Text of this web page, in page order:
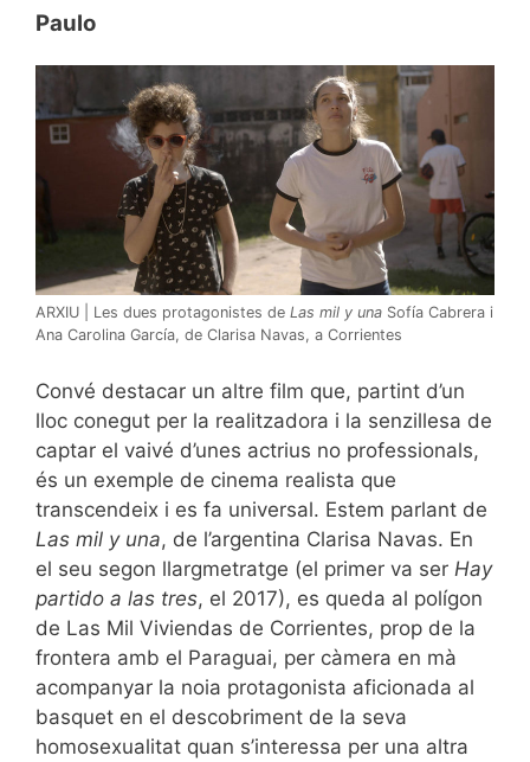
Paulo
ARXIU | Les dues protagonistes de Las mil y una Sofía Cabrera i
Ana Carolina García, de Clarisa Navas, a Corrientes
Convé destacar un altre film que, partint d’un
lloc conegut per la realitzadora i la senzillesa de
captar el vaivé d’unes actrius no professionals,
és un exemple de cinema realista que
transcendeix i es fa universal. Estem parlant de
Las mil y una, de l’argentina Clarisa Navas. En
el seu segon llargmetratge (el primer va ser Hay
partido a las tres, el 2017), es queda al polígon
de Las Mil Viviendas de Corrientes, prop de la
frontera amb el Paraguai, per càmera en mà
acompanyar la noia protagonista aficionada al
basquet en el descobriment de la seva
homosexualitat quan s’interessa per una altra